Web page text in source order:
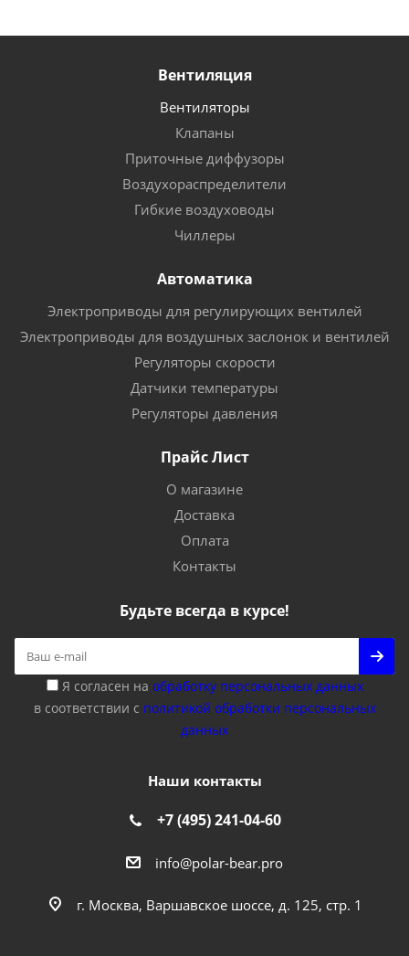
Вентиляция
Вентиляторы
Клапаны
Приточные диффузоры
Воздухораспределители
Гибкие воздуховоды
Чиллеры
Автоматика
Электроприводы для регулирующих вентилей
Электроприводы для воздушных заслонок и вентилей
Регуляторы скорости
Датчики температуры
Регуляторы давления
Прайс Лист
О магазине
Доставка
Оплата
Контакты
Будьте всегда в курсе!
Я согласен на обработку персональных данных
в соответствии с политикой обработки персональных
данных
Наши контакты
+7 (495) 241-04-60
info@polar-bear.pro
г. Москва, Варшавское шоссе, д. 125, стр. 1